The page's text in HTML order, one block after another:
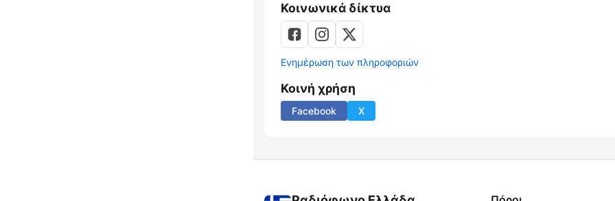
Κοινωνικά δίκτυα
Ενημέρωση των πληροφοριών
Κοινή χρήση
Facebook X